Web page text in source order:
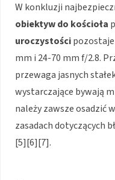
W konkluzji
obiektyw do kościoła
uroczystościpozostaje
mm i 24-70 mm f/2.8.
przewaga jasnych
wystarczające bywają
należy zawsze osadzić
zasadach dotyczących
[5][6][7].